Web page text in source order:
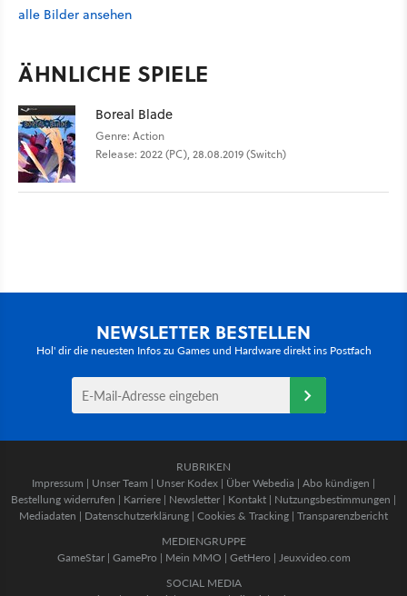
alle Bilder ansehen
ÄHNLICHE SPIELE
Boreal Blade
Genre: Action
Release: 2022 (PC), 28.08.2019 (Switch)
NEWSLETTER BESTELLEN
Hol' dir die neuesten Infos zu Games und Hardware direkt ins Postfach
RUBRIKEN
Impressum | Unser Team | Unser Kodex | Über Webedia | Abo kündigen |
Bestellung widerrufen | Karriere | Newsletter | Kontakt | Nutzungsbestimmungen |
Mediadaten | Datenschutzerklärung | Cookies & Tracking | Transparenzbericht
MEDIENGRUPPE
GameStar| GamePro | Mein MMO | GetHero | Jeuxvideo.com
SOCIAL MEDIA